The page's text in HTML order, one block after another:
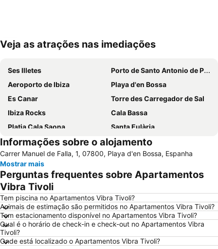
Ampliar mapa
Veja as atrações nas imediações
Ses Illetes
Porto de Santo Antonio de Portmany
Aeroporto de Ibiza
Playa d'en Bossa
Es Canar
Torre des Carregador de Sal
Ibiza Rocks
Cala Bassa
Platja Cala Saona
Santa Eulària
Sa Real
Es Pujols
Migjorn
Port d'Eivissa
Bora Bora Ibiza
Cala Llonga
Ses Figueretes
Caló des Moro
Cala Saladeta
Talamanca
Platja de Sant Antoni o Platja des Reguero
Cala Tarida Beach
Club Nàutic Sant Antoni de Portmany
Cala d'Hort
Can Bossa
Informações sobre o alojamento
Carrer Manuel de Falla, 1, 07800, Playa d'en Bossa, Espanha
Mostrar mais
Perguntas frequentes sobre Apartamentos
Vibra Tivoli
Tem piscina no Apartamentos Vibra Tivoli?
Animais de estimação são permitidos no Apartamentos Vibra Tivoli?
Tem estacionamento disponível no Apartamentos Vibra Tivoli?
Qual é o horário de check-in e check-out no Apartamentos Vibra
Tivoli?
Onde está localizado o Apartamentos Vibra Tivoli?